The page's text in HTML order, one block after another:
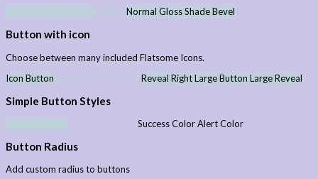
Normal GlossShadeBevel
Button with icon
Choose between many included Flatsome Icons.
Icon Button
Reveal RightLarge Button Large Reveal
Simple Button Styles
Success ColorAlert Color
Button Radius
Add custom radius to buttons